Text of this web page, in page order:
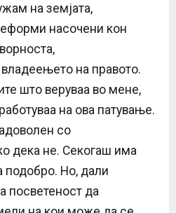
на земјата,
насочени кон
на правото.
што веруваа во мене,
на ова патување.
со
дека не. Секогаш има
подобро. Но, дали
посветеност да